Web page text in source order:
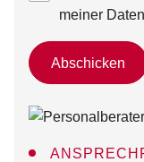
meiner
Abschicken